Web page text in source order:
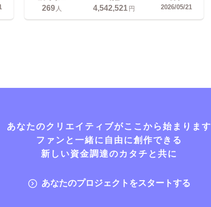
269人 4,542,521円 2026/05/21
あなたのクリエイティブがここから始まります
ファンと一緒に自由に創作できる
新しい資金調達のカタチと共に
あなたのプロジェクトをスタートする